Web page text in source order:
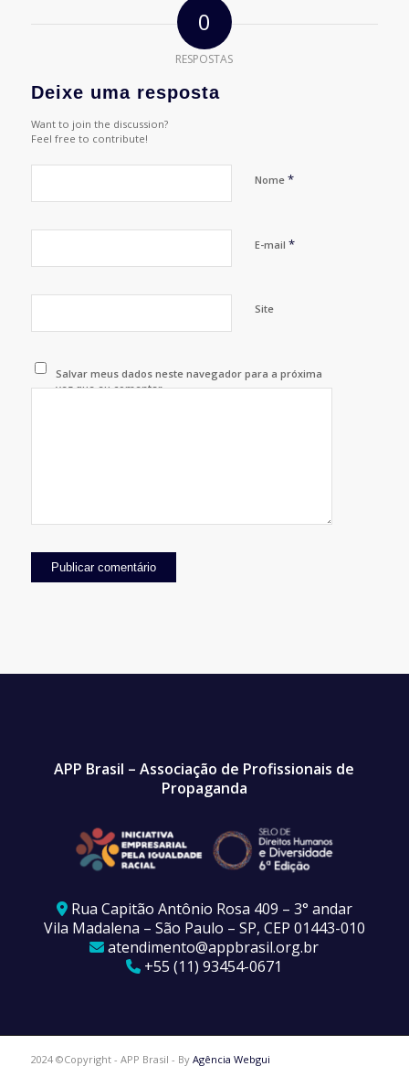
0
RESPOSTAS
Deixe uma resposta
Want to join the discussion?
Feel free to contribute!
Nome *
E-mail *
Site
Salvar meus dados neste navegador para a próxima
vez que eu comentar.
APP Brasil – Associação de Profissionais de
Propaganda
Rua Capitão Antônio Rosa 409 – 3° andar
Vila Madalena – São Paulo – SP, CEP 01443-010
atendimento@appbrasil.org.br
+55 (11) 93454-0671
2024 ©Copyright - APP Brasil - By Agência Webgui